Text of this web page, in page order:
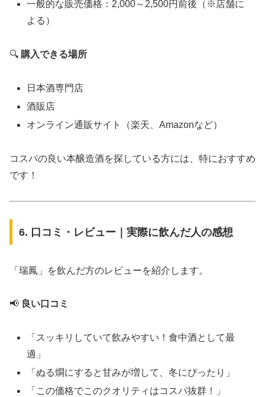
一般的な販売価格：2,000～2,500円前後（※店舗に
よる）
🔍 購入できる場所
日本酒専門店
酒販店
オンライン通販サイト（楽天、Amazonなど）
コスパの良い本醸造酒を探している方には、特におすすめ
です！
6. 口コミ・レビュー｜実際に飲んだ人の感想
「瑞鳳」を飲んだ方のレビューを紹介します。
📢 良い口コミ
「スッキリしていて飲みやすい！食中酒として最
適」
「ぬる燗にすると甘みが増して、冬にぴったり」
「この価格でこのクオリティはコスパ抜群！」